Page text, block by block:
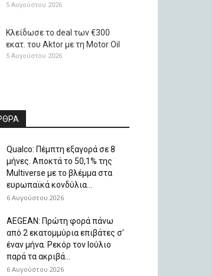
5 Αυγούστου 2026
Κλείδωσε το deal των €300
εκατ. του Aktor με τη Μotor Oil
5 Αυγούστου 2026
Qualco: Πέμπτη εξαγορά σε 8
μήνες. Aποκτά το 50,1% της
Multiverse με το βλέμμα στα
ευρωπαϊκά κονδύλια...
6 Αυγούστου 2026
AEGEAN: Πρώτη φορά πάνω
από 2 εκατομμύρια επιβάτες σ’
έναν μήνα. Ρεκόρ τον Ιούλιο
παρά τα ακριβά...
6 Αυγούστου 2026